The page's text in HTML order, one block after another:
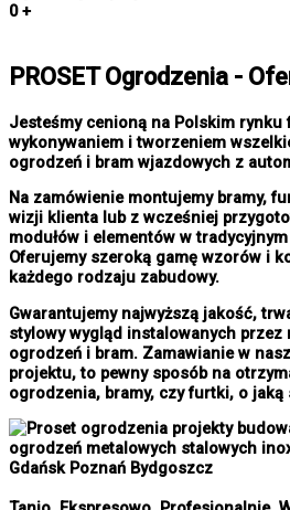
0 +
PROSET Ogrodzenia -
Jesteśmy cenioną na Polskim rynku
wykonywaniem i tworzeniem
ogrodzeń i bram wjazdowych z
Na zamówienie montujemy bramy,
wizji klienta lub z wcześniej
modułów i elementów w
Oferujemy szeroką gamę wzorów i
każdego rodzaju zabudowy.
Gwarantujemy najwyższą jakość,
stylowy wygląd instalowanych przez
ogrodzeń i bram. Zamawianie w
projektu, to pewny sposób na
ogrodzenia, bramy, czy furtki, o jaką